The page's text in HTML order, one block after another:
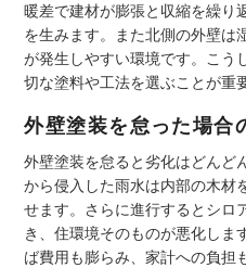
暖差で建材が膨張と収縮を繰り
を生みます。また北側の外壁は
が発生しやすい環境です。こう
切な塗料や工法を選ぶことが重
外壁塗装を怠った場合
外壁塗装を怠ると劣化はどんど
から侵入した雨水は内部の木材
せます。さらに進行するとシロ
き、住環境そのものが悪化しま
ば費用も膨らみ、家計への負担